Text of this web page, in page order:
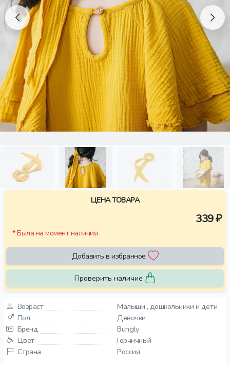
Возраст
Малыши , дошкольники и дети
Пол
Девочки
Бренд
Bungly
Цвет
Горчичный
Страна
Россия
ЦЕНА ТОВАРА
339 ₽
* Была на момент наличия
Добавить в избранное
Проверить наличие